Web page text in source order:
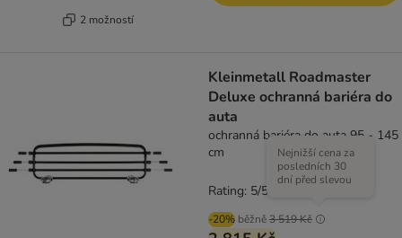
2 možností
Kleinmetall Roadmaster
Deluxe ochranná bariéra do
auta
ochranná bariéra do auta 95 - 145
cm
-20% běžně3 519 Kč
Nejnižší cena za
posledních 30
dní před slevou
Rating: 5/5